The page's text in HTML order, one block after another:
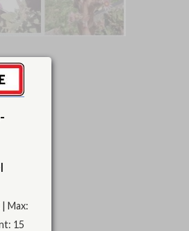
| Max:
15